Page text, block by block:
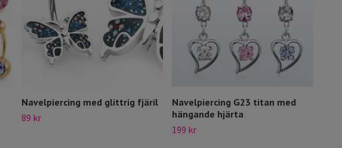
Navelpiercing med glittrig fjäril
89 kr
Navelpiercing G23 titan med
hängande hjärta
199 kr